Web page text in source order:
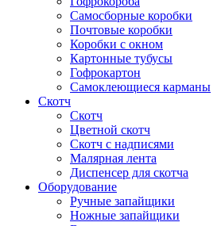
Самосборные коробки
Почтовые коробки
Коробки с окном
Картонные тубусы
Гофрокартон
Самоклеющиеся карманы
Скотч
Скотч
Цветной скотч
Скотч с надписями
Малярная лента
Диспенсер для скотча
Оборудование
Ручные запайщики
Ножные запайщики